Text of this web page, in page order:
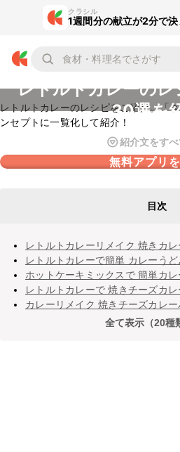
クラシル
1週間分の献立が2分で決
レトルトカレーの
30選を
レトルトカレーのレシピをご紹介。「
ンセプトに一覧化して紹介！
紹介文をす
無料アプリ
目次
レトルトカレーリメイク 焼きカレ
レトルトカレーで簡単 カレーうど
ホットケーキミックスで 簡単カレ
レトルトカレーで 焼きチーズカレ
カレーリメイク 焼きチーズカレー
全て表示（20種